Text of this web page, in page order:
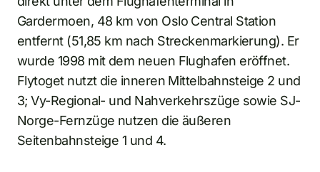
Gardermoen, 48 km von Oslo Central Station
entfernt (51,85 km nach Streckenmarkierung). Er
wurde 1998 mit dem neuen Flughafen eröffnet.
Flytoget nutzt die inneren Mittelbahnsteige 2 und
3; Vy-Regional- und Nahverkehrszüge sowie SJ-
Norge-Fernzüge nutzen die äußeren
Seitenbahnsteige 1 und 4.